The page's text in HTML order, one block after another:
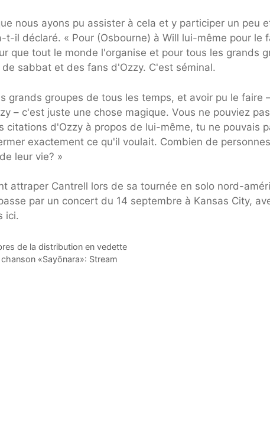
nous ayons pu assister à cela et y participer un peu
t-il déclaré. « Pour (Osbourne) à Will lui-même pour le
que tout le monde l'organise et pour tous les grands
sabbat et des fans d'Ozzy. C'est séminal.
grands groupes de tous les temps, et avoir pu le faire
– c'est juste une chose magique. Vous ne pouviez
citations d'Ozzy à propos de lui-même, tu ne pouvais
exactement ce qu'il voulait. Combien de
leur vie? »
attraper Cantrell lors de sa tournée en solo nord-
par un concert du 14 septembre à Kansas City,
ici.
de la distribution en vedette
«Sayōnara»: Stream